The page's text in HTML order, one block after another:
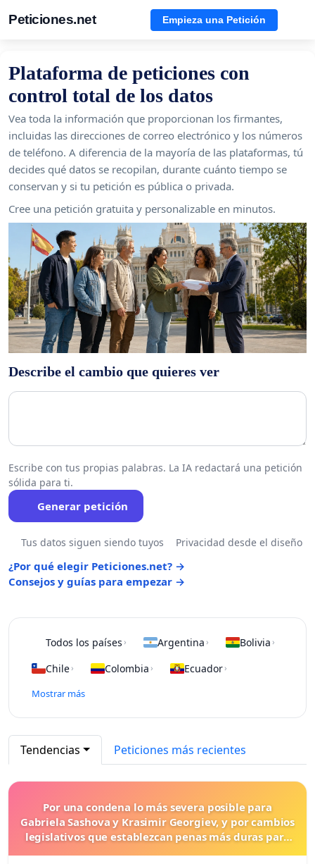
Peticiones.net Empieza una Petición
Plataforma de peticiones con
control total de los datos
Vea toda la información que proporcionan los firmantes,
incluidas las direcciones de correo electrónico y los números
de teléfono. A diferencia de la mayoría de las plataformas, tú
decides qué datos se recopilan, durante cuánto tiempo se
conservan y si tu petición es pública o privada.
Cree una petición gratuita y personalizable en minutos.
Describe el cambio que quieres ver
Escribe con tus propias palabras. La IA redactará una petición
sólida para ti.
Generar petición
Tus datos siguen siendo tuyos Privacidad desde el diseño
¿Por qué elegir Peticiones.net? →
Consejos y guías para empezar →
Todos los países › Argentina › Bolivia ›
Chile› Colombia › Ecuador›
Mostrar más
Tendencias Peticiones más recientes
Por una condena lo más severa posible para
Gabriela Sashova y Krasimir Georgiev, y por cambios
legislativos que establezcan penas más duras para